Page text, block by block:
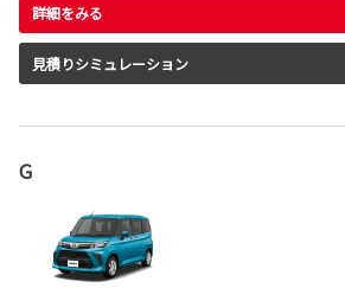
詳細をみる
見積りシミュレーション
G